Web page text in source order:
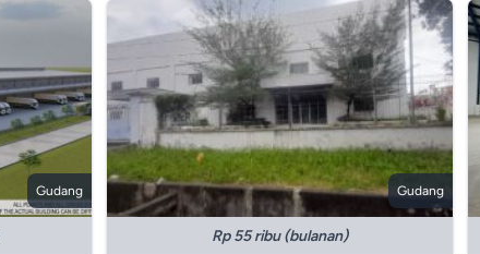
Gudang Gudang
Rp 55 ribu (bulanan)